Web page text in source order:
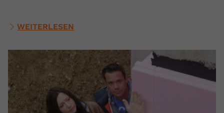
WEITERLESEN